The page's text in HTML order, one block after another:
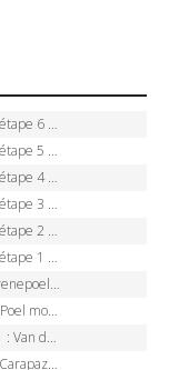
en jaune
Prévot coule
Prévot en crise
maillot jaune
7e record
maillot jaune
battu au sprint
des cinq sacres
Champs-Elysées ?
perd le podium